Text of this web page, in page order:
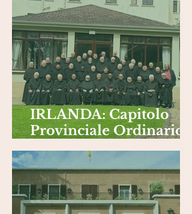
IRLANDA: Capitolo
Provinciale Ordinario,
giugno 2026